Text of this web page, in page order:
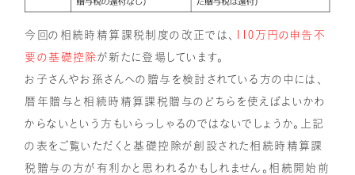
今回の相続時精算課税制度の改正では、
110万円の申告不
要の基礎控除が新たに登場しています。
お子さんやお孫さんへの贈与を検討されている方の中には、
暦年贈与と相続時精算課税贈与のどちらを使えばよいかわ
からないという方もいらっしゃるのではないでしょうか。上記
の表をご覧いただくと基礎控除が創設された相続時精算課
税贈与の方が有利かと思われるかもしれません。相続開始前